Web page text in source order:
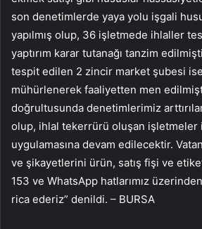
son denetimlerde yaya yolu işgali
yapılmış olup, 36 işletmede ihlaller
yaptırım karar tutanağı tanzim
tespit edilen 2 zincir market şubesi
mühürlenerek faaliyetten men
doğrultusunda denetimlerimiz
olup, ihlal tekerrürü oluşan işletmeler
uygulamasına devam edilecektir.
ve şikayetlerini ürün, satış fişi ve
153 ve WhatsApp hatlarımız
rica ederiz” denildi. – BURSA